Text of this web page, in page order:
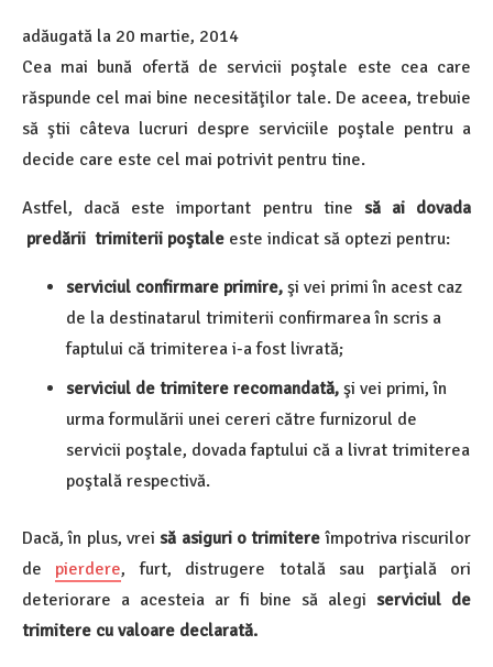
adăugată la 20 martie, 2014
Cea mai bună ofertă de servicii poştale este cea care
răspunde cel mai bine necesităţilor tale. De aceea, trebuie
să ştii câteva lucruri despre serviciile poştale pentru a
decide care este cel mai potrivit pentru tine.
Astfel, dacă este important pentru tine să ai dovada
predării trimiterii poştale este indicat să optezi pentru:
serviciul confirmare primire, şi vei primi în acest caz
de la destinatarul trimiterii confirmarea în scris a
faptului că trimiterea i-a fost livrată;
serviciul de trimitere recomandată, şi vei primi, în
urma formulării unei cereri către furnizorul de
servicii poştale, dovada faptului că a livrat trimiterea
poştală respectivă.
Dacă, în plus, vreisă asiguri o trimitere împotriva riscurilor
de pierdere, furt, distrugere totală sau parţială ori
deteriorare a acesteia ar fi bine să alegi serviciul de
trimitere cu valoare declarată.